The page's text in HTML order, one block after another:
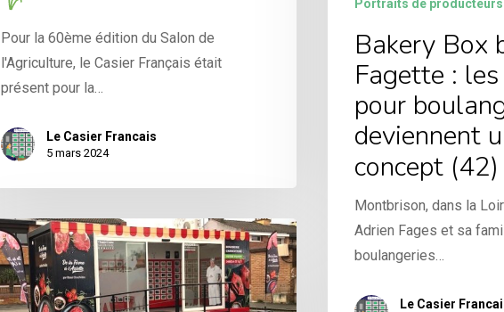
Pour la 60ème édition du Salon de
l'Agriculture, le Casier Français était
présent pour la…
Le Casier Francais
5 mars 2024
Portraits de producteurs
Bakery Box
Fagette :
pour
deviennent
concept (42)
Montbrison, dans la
Adrien Fages et sa
boulangeries…
Le Casier